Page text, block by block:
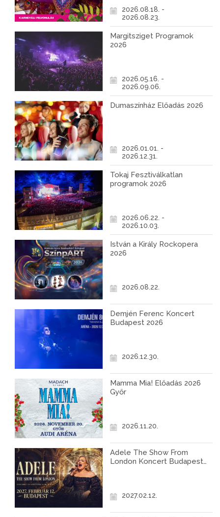
2026.08.18. -
2026.08.23.
Margitsziget Programok
2026
2026.05.16. -
2026.09.06.
Dumaszínház Előadás 2026
2026.01.01. -
2026.12.31.
Tokaj Fesztiválkatlan
programok 2026
2026.06.22. -
2026.10.03.
István a Király Rockopera
2026
2026.08.22.
Demjén Ferenc Koncert
Budapest 2026
2026.12.30.
Mamma Mia! Előadás 2026
Győr
2026.11.20.
Adele The Show From
London Koncert Budapest
2027.02.12.